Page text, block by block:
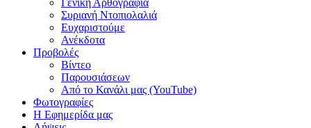
Γενική Αρθογραφία
Συριανή Ντοπιολαλιά
Ευχαριστούμε
Ανέκδοτα
Προβολές
Βίντεο
Παρουσιάσεων
Από το Κανάλι μας (YouTube)
Φωτογραφίες
Η Εφημερίδα μας